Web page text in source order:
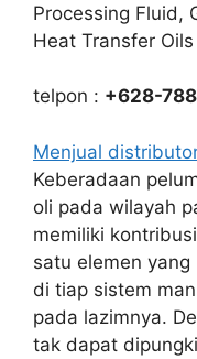
Processing Fluid,
Heat Transfer
telpon : +628-
Menjual
Keberadaan
oli pada wilayah
memiliki
satu elemen yang
di tiap sistem
pada lazimnya.
tak dapat